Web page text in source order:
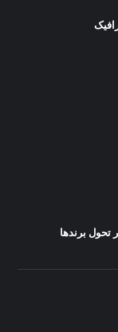
تحول برندها